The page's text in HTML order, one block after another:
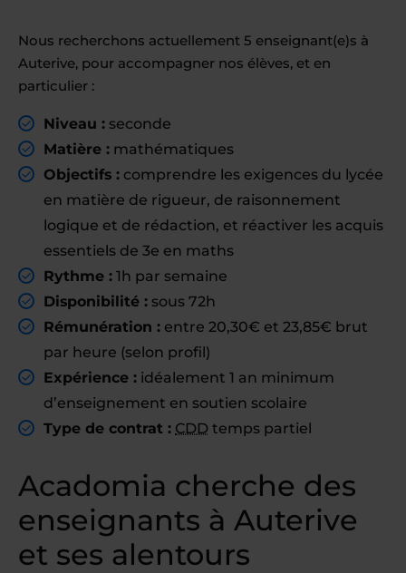
Nous recherchons actuellement 5 enseignant(e)s à
Auterive, pour accompagner nos élèves, et en
particulier :
Niveau : seconde
Matière : mathématiques
Objectifs : comprendre les exigences du lycée
en matière de rigueur, de raisonnement
logique et de rédaction, et réactiver les acquis
essentiels de 3e en maths
Rythme : 1h par semaine
Disponibilité : sous 72h
Rémunération : entre 20,30€ et 23,85€ brut
par heure (selon profil)
Expérience : idéalement 1 an minimum
d’enseignement en soutien scolaire
Type de contrat : CDD temps partiel
Acadomia cherche des
enseignants à Auterive
et ses alentours